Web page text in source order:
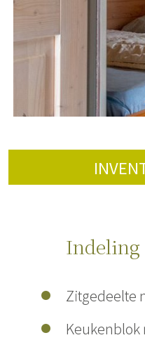
Indeling
Zitgedeelte